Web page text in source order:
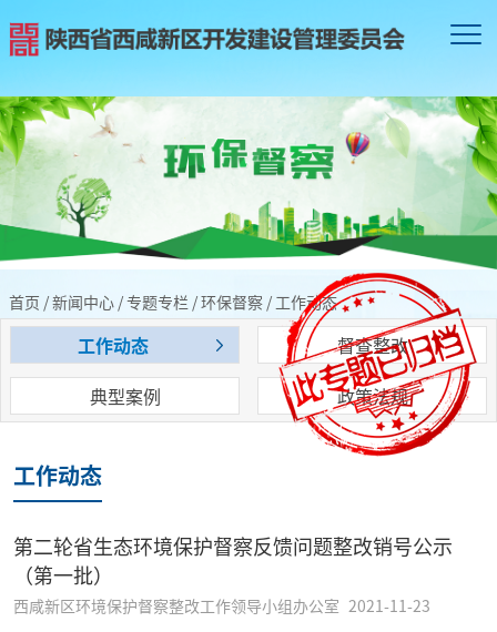
首页 /新闻中心 /专题专栏 /环保督察 / 工作动态
工作动态
督查整改
典型案例
政策法规
工作动态
第二轮省生态环境保护督察反馈问题整改销号公示
（第一批）
西咸新区环境保护督察整改工作领导小组办公室 2021-11-23